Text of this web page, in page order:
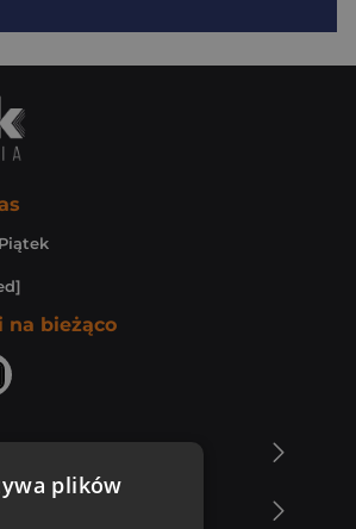
na bieżąco
plików